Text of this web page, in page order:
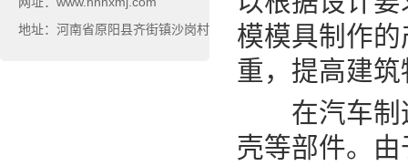
地址：河南省原阳县齐街镇沙岗村
模模具制作
重，提高建
在汽车制造
壳等部件。